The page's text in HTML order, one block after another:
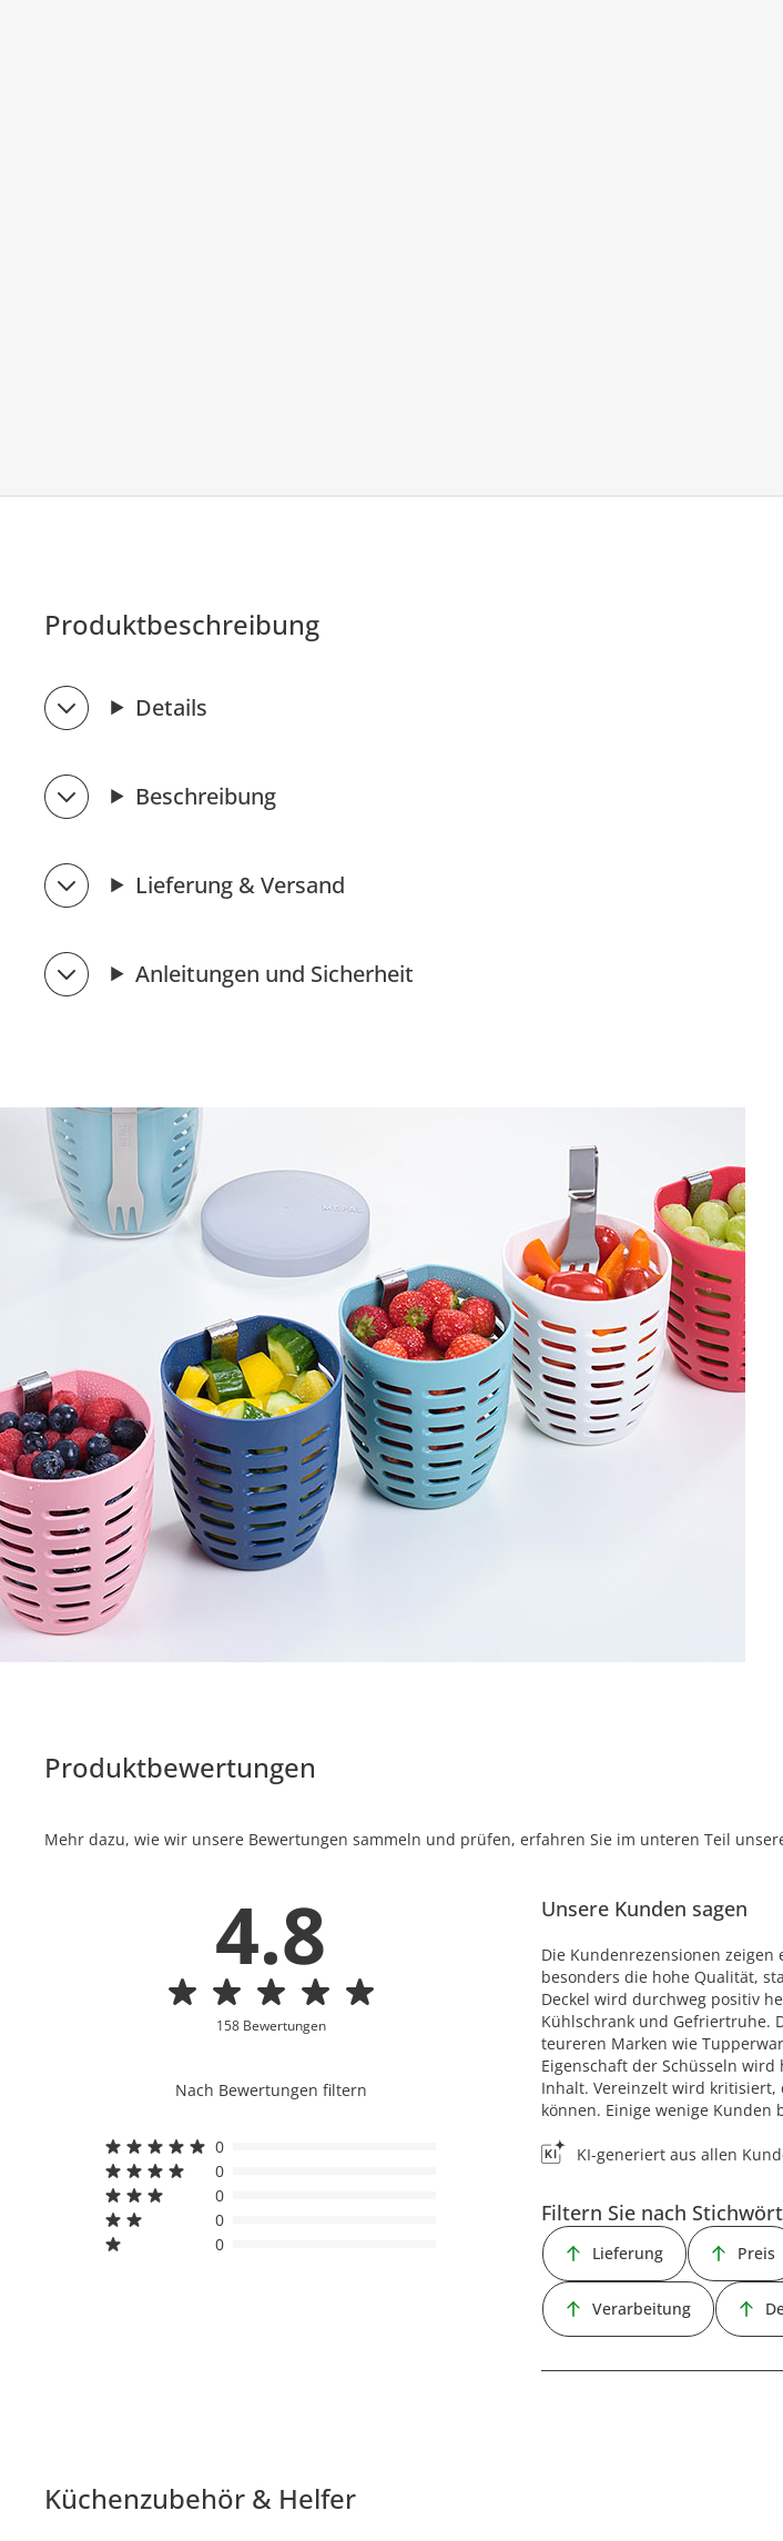
Produktbeschreibung
Details
Beschreibung
Lieferung & Versand
Anleitungen und Sicherheit
Produktbewertungen
Mehr dazu, wie wir unsere Bewertungen sammeln und prüfen, erfahren Sie im unteren Teil
4.8
158 Bewertungen
Nach Bewertungen filtern
0
0
0
0
0
Unsere Kunden sagen
Die Kundenrezensionen
besonders die hohe Qualität,
Deckel wird durchweg positiv
Kühlschrank und Gefriertruhe.
teureren Marken wie
Eigenschaft der Schüsseln
Inhalt. Vereinzelt wird kritisiert,
können. Einige wenige
KI-generiert aus allen
Filtern Sie nach
Lieferung Preis
Verarbeitung
Küchenzubehör & Helfer